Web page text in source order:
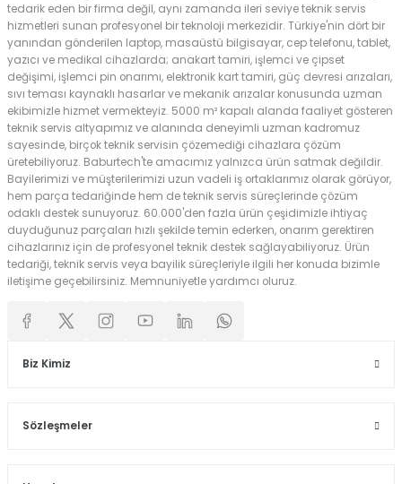
tedarik eden bir firma değil, aynı zamanda ileri seviye teknik servis
hizmetleri sunan profesyonel bir teknoloji merkezidir. Türkiye'nin dört bir
yanından gönderilen laptop, masaüstü bilgisayar, cep telefonu, tablet,
yazıcı ve medikal cihazlarda; anakart tamiri, işlemci ve çipset
değişimi, işlemci pin onarımı, elektronik kart tamiri, güç devresi arızaları,
sıvı teması kaynaklı hasarlar ve mekanik arızalar konusunda uzman
ekibimizle hizmet vermekteyiz. 5000 m² kapalı alanda faaliyet gösteren
teknik servis altyapımız ve alanında deneyimli uzman kadromuz
sayesinde, birçok teknik servisin çözemediği cihazlara çözüm
üretebiliyoruz. Baburtech'te amacımız yalnızca ürün satmak değildir.
Bayilerimizi ve müşterilerimizi uzun vadeli iş ortaklarımız olarak görüyor,
hem parça tedariğinde hem de teknik servis süreçlerinde çözüm
odaklı destek sunuyoruz. 60.000'den fazla ürün çeşidimizle ihtiyaç
duyduğunuz parçaları hızlı şekilde temin ederken, onarım gerektiren
cihazlarınız için de profesyonel teknik destek sağlayabiliyoruz. Ürün
tedariği, teknik servis veya bayilik süreçleriyle ilgili her konuda bizimle
iletişime geçebilirsiniz. Memnuniyetle yardımcı oluruz.
Biz Kimiz
Sözleşmeler